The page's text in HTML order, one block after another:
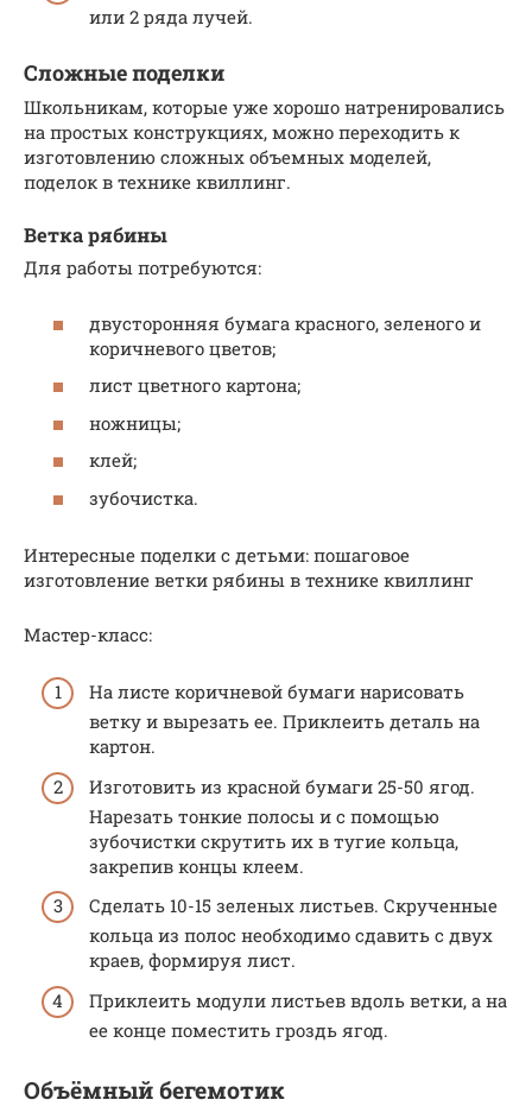
или 2 ряда лучей.
Сложные поделки
Школьникам, которые уже хорошо натренировались
на простых конструкциях, можно переходить к
изготовлению сложных объемных моделей,
поделок в технике квиллинг.
Ветка рябины
Для работы потребуются:
двусторонняя бумага красного, зеленого и
коричневого цветов;
лист цветного картона;
ножницы;
клей;
зубочистка.
Интересные поделки с детьми: пошаговое
изготовление ветки рябины в технике квиллинг
Мастер-класс:
На листе коричневой бумаги нарисовать
ветку и вырезать ее. Приклеить деталь на
картон.
Изготовить из красной бумаги 25-50 ягод.
Нарезать тонкие полосы и с помощью
зубочистки скрутить их в тугие кольца,
закрепив концы клеем.
Сделать 10-15 зеленых листьев. Скрученные
кольца из полос необходимо сдавить с двух
краев, формируя лист.
Приклеить модули листьев вдоль ветки, а на
ее конце поместить гроздь ягод.
Объёмный бегемотик